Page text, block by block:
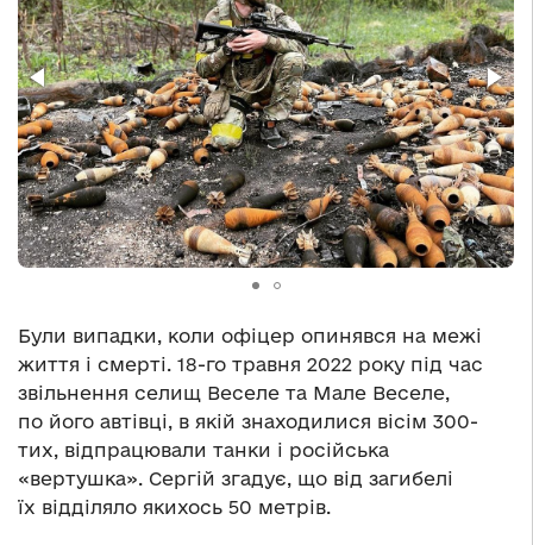
Були випадки, коли офіцер опинявся на межі
життя і смерті. 18-го травня 2022 року під час
звільнення селищ Веселе та Мале Веселе,
по його автівці, в якій знаходилися вісім 300-
тих, відпрацювали танки і російська
«вертушка». Сергій згадує, що від загибелі
їх відділяло якихось 50 метрів.